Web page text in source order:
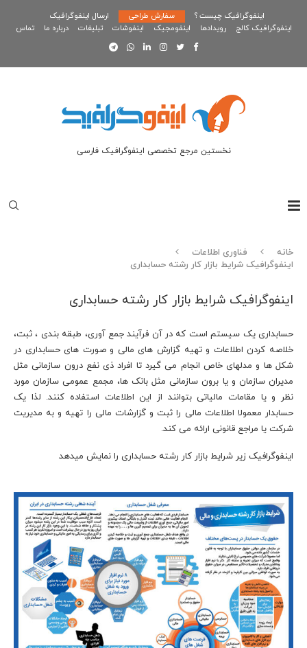
اینفوگرافیک چیست ؟ سفارش طراحی
ارسال اینفوگرافیک
اینفوگرافیک کالج
رویدادها اینفومجیک اینفوشات تبلیغات درباره ما تماس
نخستین مرجع تخصصی اینفوگرافیک فارسی
خانه
فناوری اطلاعات
اینفوگرافیک شرایط بازار کار رشته حسابداری
اینفوگرافیک شرایط بازار کار رشته حسابداری
حسابداری یک سیستم است که در آن فرآیند جمع آوری، طبقه بندی ، ثبت،
خلاصه کردن اطلاعات و تهیه گزارش های مالی و صورت های حسابداری در
شکل ها و مدلهای خاص انجام می گیرد تا افراد ذی نفع درون سازمانی مثل
مدیران سازمان و یا برون سازمانی مثل بانک ها، مجمع عمومی سازمان مورد
نظر و یا مقامات مالیاتی بتوانند از این اطلاعات استفاده کنند. لذا یک
حسابدار معمولا اطلاعات مالی را ثبت و گزارشات مالی را تهیه و به مدیریت
شرکت یا مراجع قانونی ارائه می کند.
اینفوگرافیک زیر شرایط بازار کار رشته حسابداری را نمایش میدهد